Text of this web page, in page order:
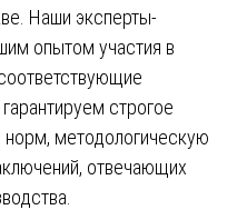
Наши эксперты-
опытом участия в
строгое
методологическую
отвечающих